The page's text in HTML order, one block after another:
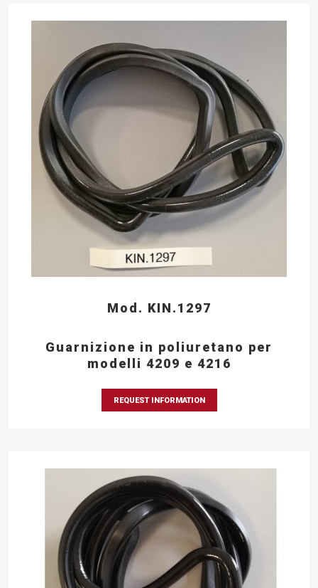
Mod. KIN.1297
Guarnizione in poliuretano per
modelli 4209 e 4216
REQUEST INFORMATION